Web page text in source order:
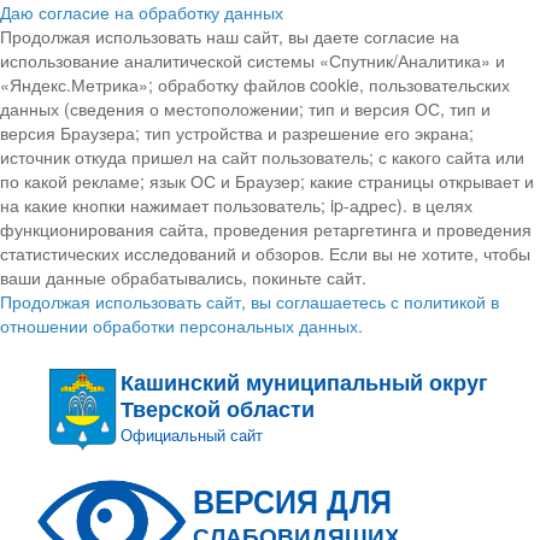
Даю согласие на обработку данных
Продолжая использовать наш сайт, вы даете согласие на
использование аналитической системы «Спутник/Аналитика» и
«Яндекс.Метрика»; обработку файлов cookie, пользовательских
данных (сведения о местоположении; тип и версия ОС, тип и
версия Браузера; тип устройства и разрешение его экрана;
источник откуда пришел на сайт пользователь; с какого сайта или
по какой рекламе; язык ОС и Браузер; какие страницы открывает и
на какие кнопки нажимает пользователь; ip-адрес). в целях
функционирования сайта, проведения ретаргетинга и проведения
статистических исследований и обзоров. Если вы не хотите, чтобы
ваши данные обрабатывались, покиньте сайт.
Продолжая использовать сайт, вы соглашаетесь с политикой в
отношении обработки персональных данных.